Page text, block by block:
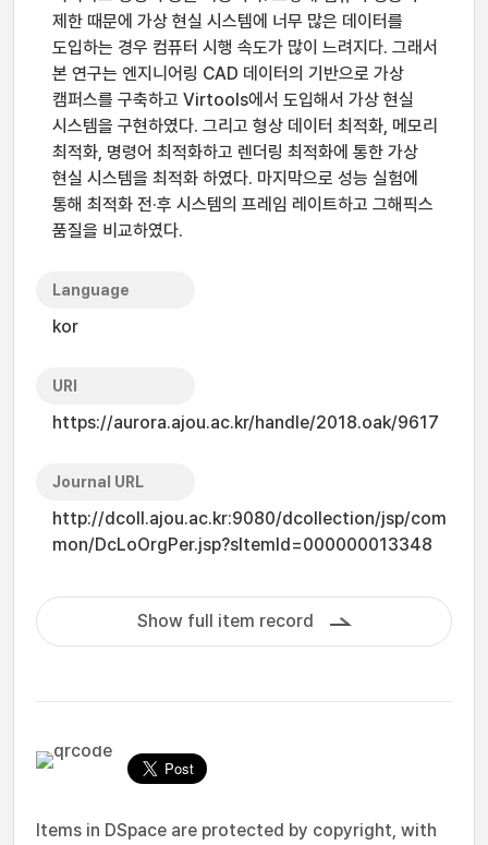
제한 때문에 가상 현실 시스템에 너무 많은 데이터를
도입하는 경우 컴퓨터 시행 속도가 많이 느려지다. 그래서
본 연구는 엔지니어링 CAD 데이터의 기반으로 가상
캠퍼스를 구축하고 Virtools에서 도입해서 가상 현실
시스템을 구현하였다. 그리고 형상 데이터 최적화, 메모리
최적화, 명령어 최적화하고 렌더링 최적화에 통한 가상
현실 시스템을 최적화 하였다. 마지막으로 성능 실험에
통해 최적화 전·후 시스템의 프레임 레이트하고 그해픽스
품질을 비교하였다.
Language
kor
URI
https://aurora.ajou.ac.kr/handle/2018.oak/9617
Journal URL
http://dcoll.ajou.ac.kr:9080/dcollection/jsp/com
mon/DcLoOrgPer.jsp?sItemId=000000013348
Show full item record
Items in DSpace are protected by copyright, with